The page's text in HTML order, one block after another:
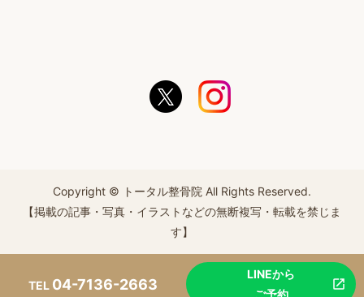
Copyright © トータル整骨院 All Rights Reserved.
【掲載の記事・写真・イラストなどの無断複写・転載を禁じま
す】
TEL 04-7136-2663
LINEから
ご予約